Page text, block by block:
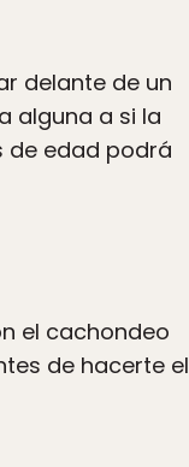
delante de un
alguna a si la
de edad podrá
el cachondeo
de hacerte el